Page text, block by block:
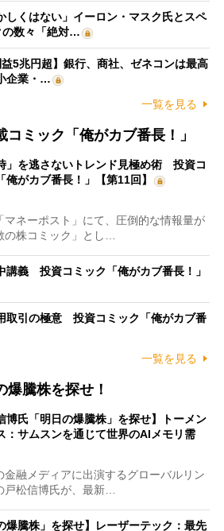
しくはない」イーロン・マスク氏とスペ
の数々「絶対…
益5兆円超】銀行、商社、ゼネコンは最高
企業・…
一覧を見る
ミック「俺がカブ番長！」
」を逃さないトレンド見極め術 投資コ
俺がカブ番長！」【第11回】
ネーポスト」にて、圧倒的な情報量が
株コミック」とし…
講義 投資コミック「俺がカブ番長！」
取引の極意 投資コミック「俺がカブ番
一覧を見る
爆騰株を探せ！
博氏「明日の爆騰株」を探せ】トーメン
：サムスンを通じて世界のAIメモリ需
融メディアに出演するグローバルリン
松信博氏が、最新…
爆騰株」を探せ】レーザーテック：最先